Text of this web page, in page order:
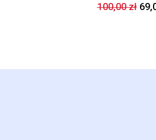
100,00zł
cena